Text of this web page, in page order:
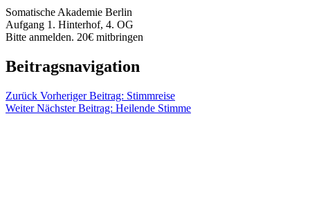
Somatische Akademie Berlin
Aufgang 1. Hinterhof, 4. OG
Bitte anmelden. 20€ mitbringen
Beitragsnavigation
Zurück Vorheriger Beitrag: Stimmreise
Weiter Nächster Beitrag: Heilende Stimme